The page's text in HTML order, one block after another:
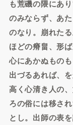
も荒磯の隈にあ
のみならず、あ
のなり。崩れた
ほどの瘠畠、形
心にあかぬもの
出づるあれば、
高く心清き人の
ろの俗には移さ
とし。出師の表